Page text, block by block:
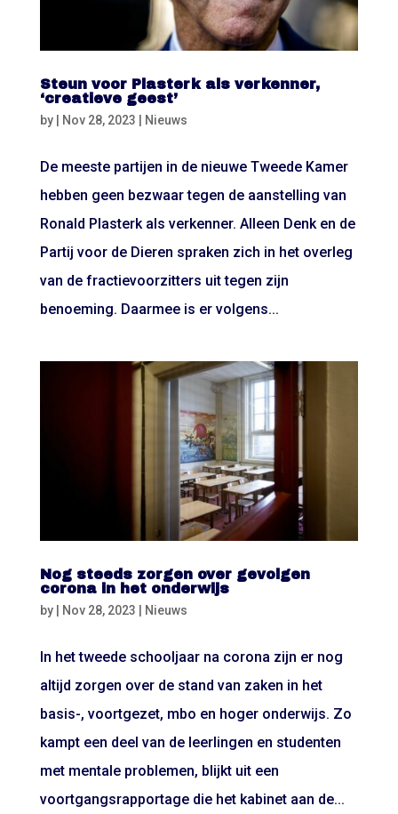
Steun voor Plasterk als verkenner,
‘creatieve geest’
by Nov 28, 2023 Nieuws
De meeste partijen in de nieuwe Tweede Kamer
hebben geen bezwaar tegen de aanstelling van
Ronald Plasterk als verkenner. Alleen Denk en de
Partij voor de Dieren spraken zich in het overleg
van de fractievoorzitters uit tegen zijn
benoeming. Daarmee is er volgens...
Nog steeds zorgen over gevolgen
corona in het onderwijs
by | Nov 28, 2023 | Nieuws
In het tweede schooljaar na corona zijn er nog
altijd zorgen over de stand van zaken in het
basis-, voortgezet, mbo en hoger onderwijs. Zo
kampt een deel van de leerlingen en studenten
met mentale problemen, blijkt uit een
voortgangsrapportage die het kabinet aan de...